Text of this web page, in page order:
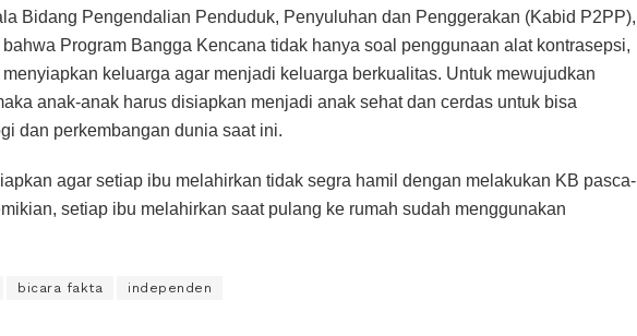
Bidang Pengendalian Penduduk, Penyuluhan dan Penggerakan (Kabid P2PP),
Program Bangga Kencana tidak hanya soal penggunaan alat kontrasepsi,
keluarga agar menjadi keluarga berkualitas. Untuk mewujudkan
anak-anak harus disiapkan menjadi anak sehat dan cerdas untuk bisa
dan perkembangan dunia saat ini.
agar setiap ibu melahirkan tidak segra hamil dengan melakukan KB pasca-
setiap ibu melahirkan saat pulang ke rumah sudah menggunakan
bicara fakta independen